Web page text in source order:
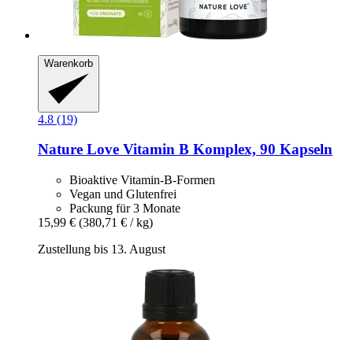
Warenkorb
4.8 (19)
Nature Love Vitamin B Komplex, 90 Kapseln
Bioaktive Vitamin-B-Formen
Vegan und Glutenfrei
Packung für 3 Monate
15,99 € (380,71 € / kg)
Zustellung bis 13. August